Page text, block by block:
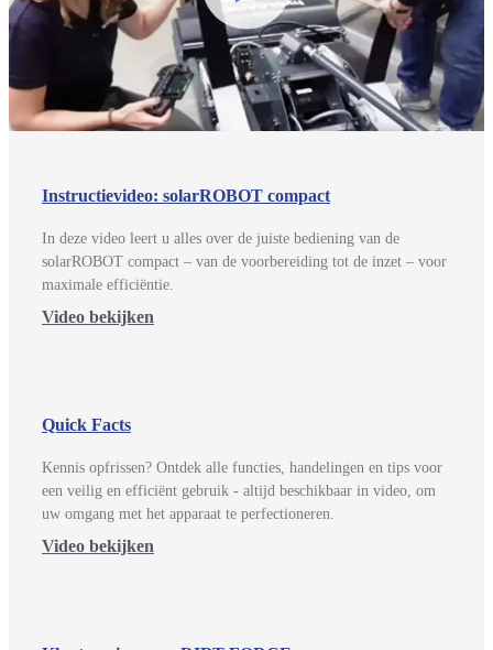
Instructievideo: solarROBOT compact
In deze video leert u alles over de juiste bediening van de
solarROBOT compact – van de voorbereiding tot de inzet – voor
maximale efficiëntie.
Video bekijken
Quick Facts
Kennis opfrissen? Ontdek alle functies, handelingen en tips voor
een veilig en efficiënt gebruik - altijd beschikbaar in video, om
uw omgang met het apparaat te perfectioneren.
Video bekijken